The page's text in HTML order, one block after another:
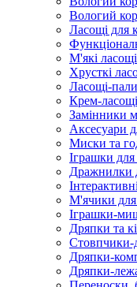
Вологий
Ласощі для
М'які
Хрусткі
Ласощі-
Крем-ласощі
Замінники
Аксесуари
Миски та
Іграшки для
Дражнилки
М'ячики для
Іграшки-
Дряпки та
Стовпчики-
Дряпки-
Дряпки-